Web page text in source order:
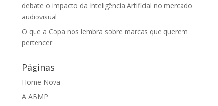
debate o impacto da Inteligência Artificial no mercado
audiovisual
O que a Copa nos lembra sobre marcas que querem
pertencer
Páginas
Home Nova
A ABMP